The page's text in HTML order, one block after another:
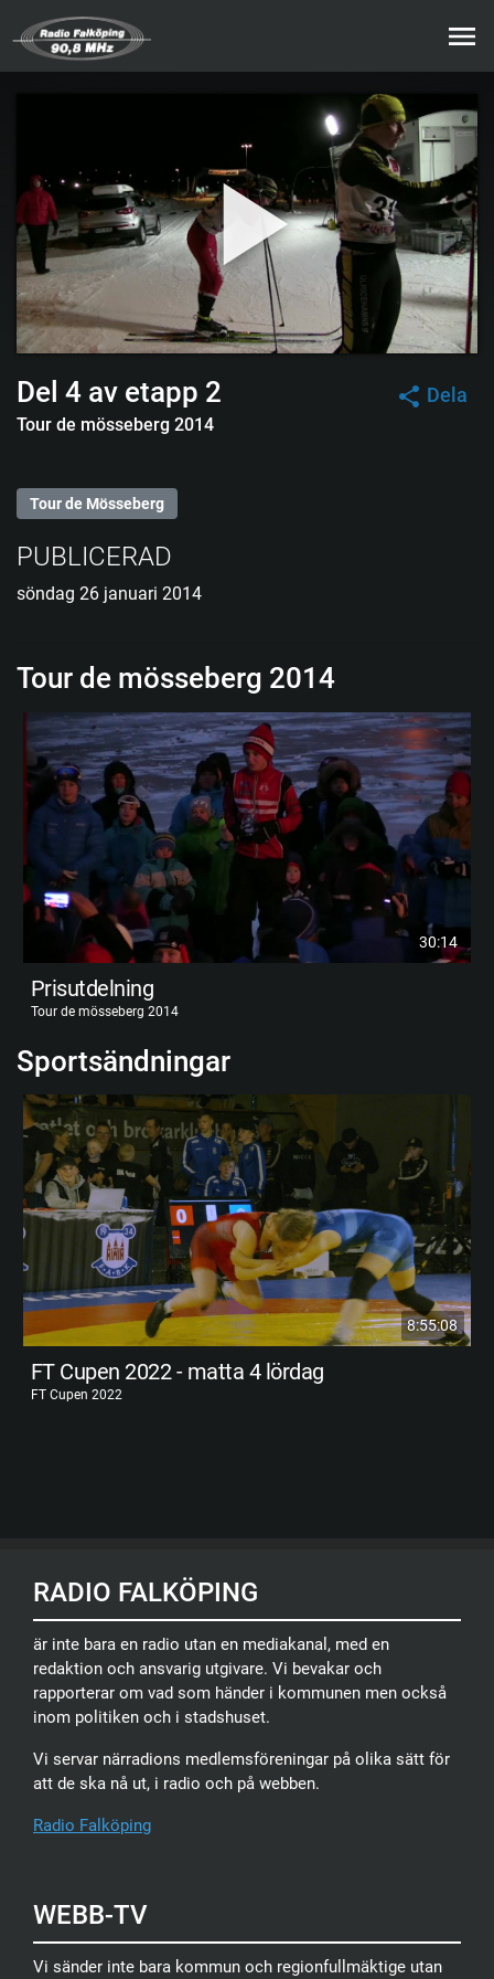
Dela
Del 4 av etapp 2
Tour de mösseberg 2014
Tour de Mösseberg
PUBLICERAD
söndag 26 januari 2014
Tour de mösseberg 2014
30:14
Prisutdelning
Tour de mösseberg 2014
Sportsändningar
8:55:08
FT Cupen 2022 - matta 4 lördag
FT Cupen 2022
RADIO FALKÖPING
är inte bara en radio utan en mediakanal, med en
redaktion och ansvarig utgivare. Vi bevakar och
rapporterar om vad som händer i kommunen men också
inom politiken och i stadshuset.
Vi servar närradions medlemsföreningar på olika sätt för
att de ska nå ut, i radio och på webben.
Radio Falköping
WEBB-TV
Vi sänder inte bara kommun och regionfullmäktige utan